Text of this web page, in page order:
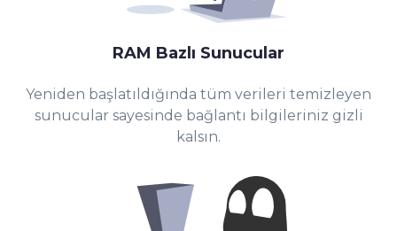
RAM Bazlı Sunucular
Yeniden başlatıldığında tüm verileri temizleyen
sunucular sayesinde bağlantı bilgileriniz gizli
kalsın.